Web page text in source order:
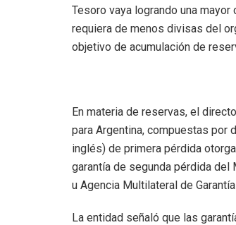
Tesoro vaya logrando una
requiera de menos divisas del
objetivo de acumulación de
En materia de reservas, el
para Argentina, compuestas por
inglés) de primera pérdida
garantía de segunda pérdida
u Agencia Multilateral de
La entidad señaló que las